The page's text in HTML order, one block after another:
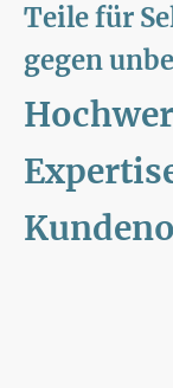
Teile für
gegen